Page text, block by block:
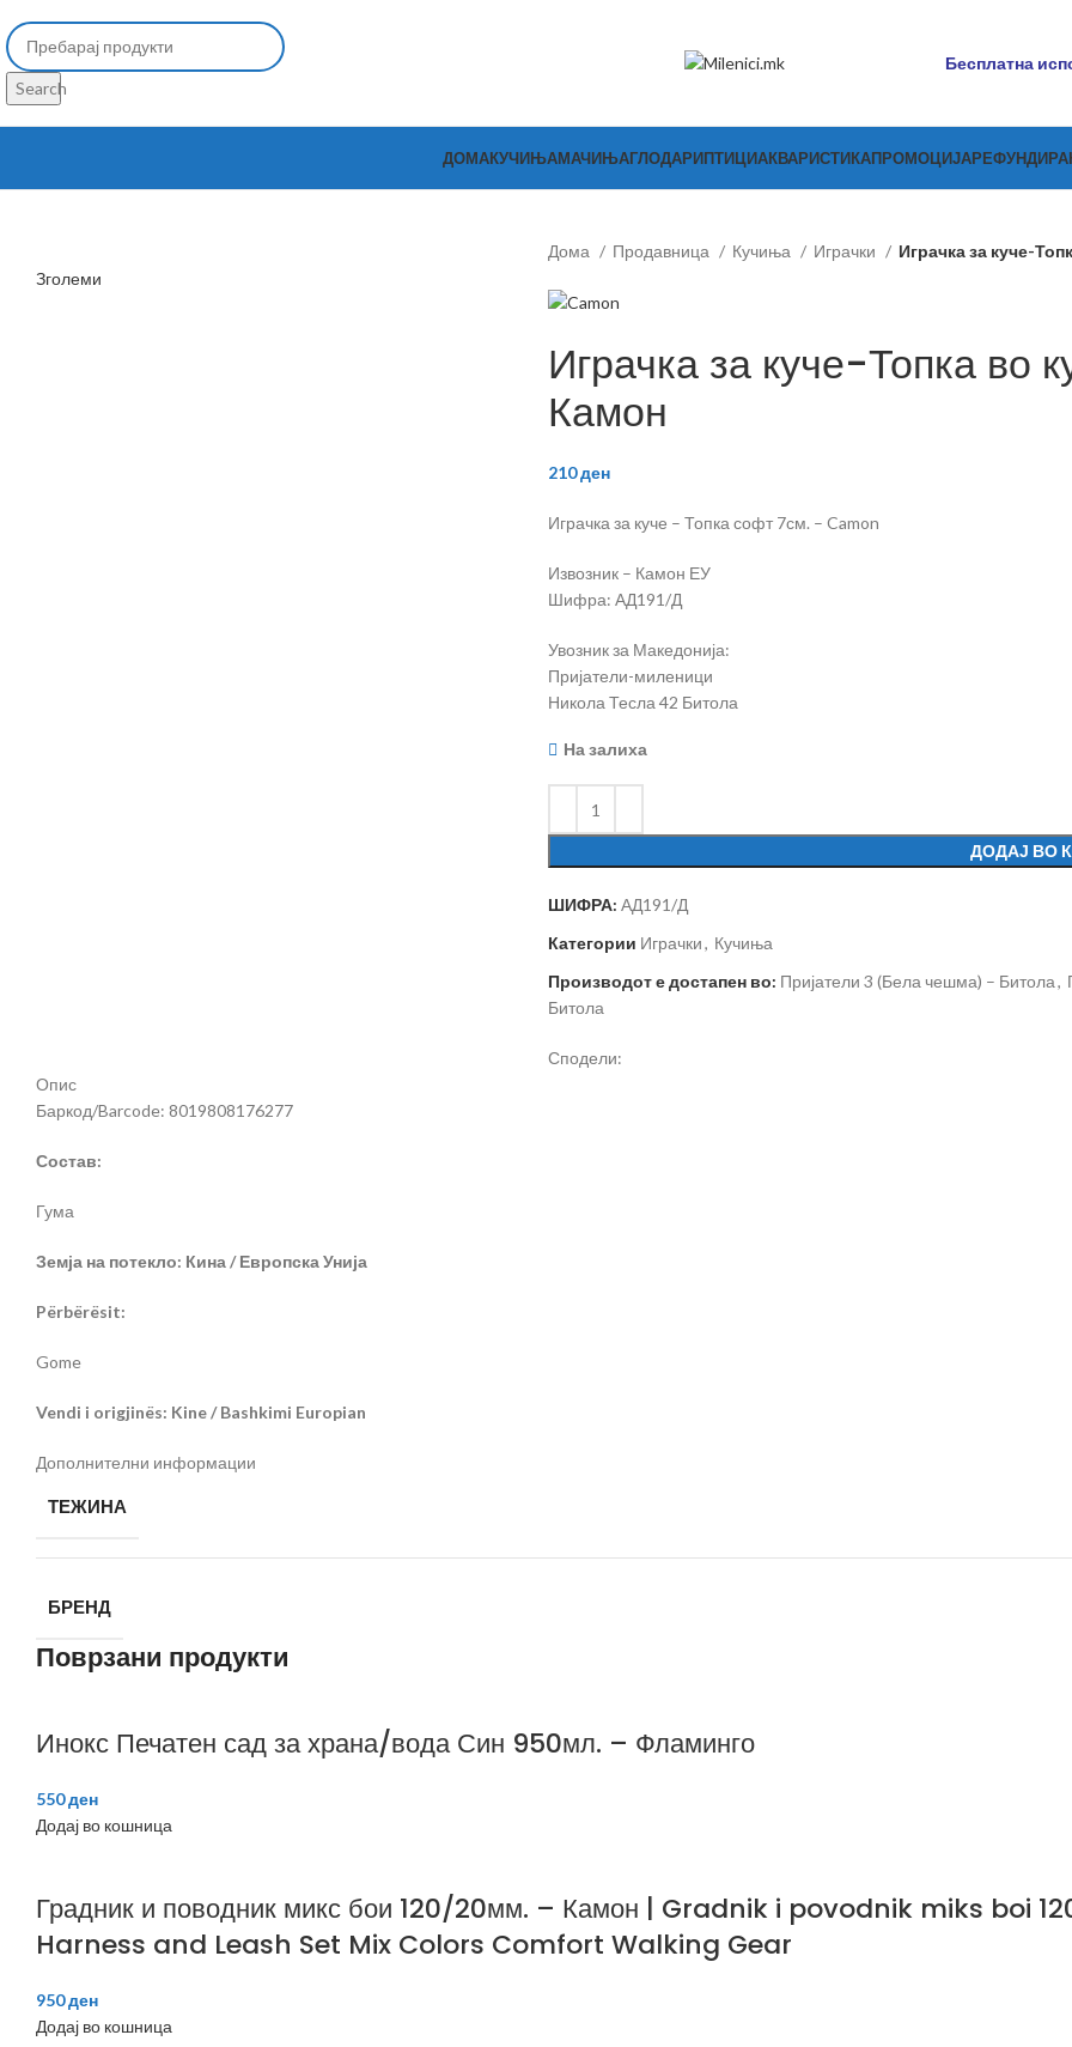
Search
Бесплатна
ДОМАКУЧИЊАМАЧИЊАГЛОДАРИПТИЦИАКВАРИСТИКАПРОМОЦИЈА
Зголеми
Дома Продавница Кучиња Играчки Играчка за куче-
Играчка за куче-Топка во
Камон
210ден
Играчка за куче – Топка софт 7см. – Camon
Извозник – Камон ЕУ
Шифра: АД191/Д
Увозник за Македонија:
Пријатели-миленици
Никола Тесла 42 Битола
На залиха
ДОДАЈ ВО
ШИФРА: АД191/Д
Категории Играчки, Кучиња
Производот е достапен во: Пријатели 3 (Бела чешма) – Битола,
Битола
Сподели:
Опис
Баркод/Barcode: 8019808176277
Состав:
Гума
Земја на потекло: Кина / Европска Унија
Përbërësit:
Gome
Vendi i origjinës: Kine / Bashkimi Europian
Дополнителни информации
ТЕЖИНА
БРЕНД
Поврзани продукти
Инокс Печатен сад за храна/вода Син 950мл. – Фламинго
550ден
Додај во кошница
Градник и поводник микс бои 120/20мм. – Камон | Gradnik i povodnik miks boi
Harness and Leash Set Mix Colors Comfort Walking Gear
950ден
Додај во кошница